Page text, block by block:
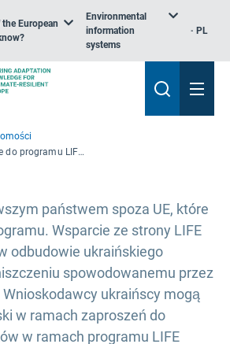
European
Environmental
information
systems
PL
Ukraina przystępuje do programu LIFE na rzecz środowiska i klimatu
państwem spoza UE, które
Wsparcie ze strony LIFE
odbudowie ukraińskiego
spowodowanemu przez
ukraińscy mogą
w ramach zaproszeń do
w ramach programu LIFE